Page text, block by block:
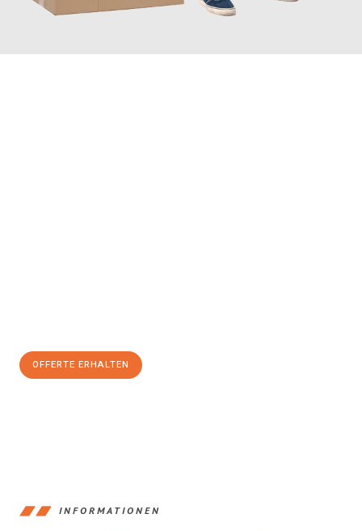
OFFERTE ERHALTEN
INFORMATIONEN